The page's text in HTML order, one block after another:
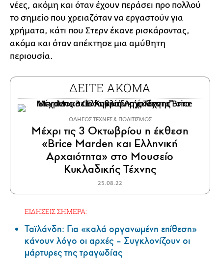
νέες, ακόμη και όταν έχουν περάσει προ πολλού
το σημείο που χρειαζόταν να εργαστούν για
χρήματα, κάτι που Στερν έκανε ρισκάροντας,
ακόμα και όταν απέκτησε μια αμύθητη
περιουσία.
ΔΕΙΤΕ ΑΚΟΜΑ
ΟΔΗΓΟΣ ΤΕΧΝΕΣ & ΠΟΛΙΤΙΣΜΟΣ
Μέχρι τις 3 Οκτωβρίου η έκθεση
«Brice Marden και Ελληνική
Αρχαιότητα» στο Μουσείο
Κυκλαδικής Τέχνης
25.08.22
ΕΙΔΗΣΕΙΣ ΣΗΜΕΡΑ:
Ταϊλάνδη: Για «καλά οργανωμένη επίθεση»
κάνουν λόγο οι αρχές – Συγκλονίζουν οι
μάρτυρες της τραγωδίας